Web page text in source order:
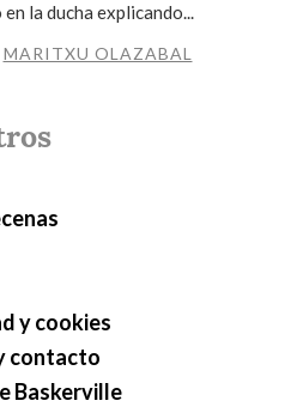
la ducha explicando...
MARITXU OLAZABAL
y cookies
contacto
Baskerville